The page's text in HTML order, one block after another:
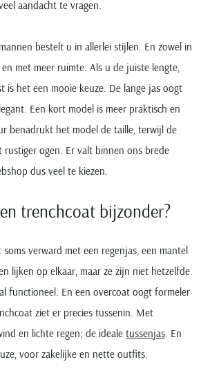
aandacht te vragen.
bestelt u in allerlei stijlen. En zowel in
met meer ruimte. Als u de juiste lengte,
is het een mooie keuze. De lange jas oogt
Een kort model is meer praktisch en
benadrukt het model de taille, terwijl de
rustiger ogen. Er valt binnen ons brede
dus veel te kiezen.
trenchcoat bijzonder?
verward met een regenjas, een mantel
lijken op elkaar, maar ze zijn niet hetzelfde.
functioneel. En een overcoat oogt formeler
ziet er precies tussenin. Met
en lichte regen; de ideale tussenjas. En
voor zakelijke en nette outfits.